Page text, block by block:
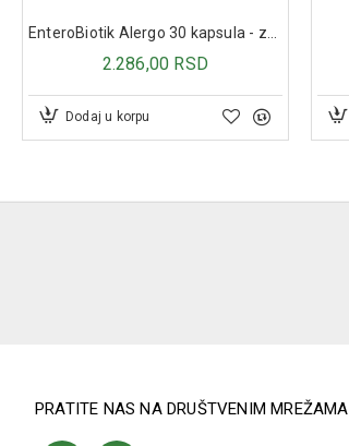
2.286,00 RSD
Dodaj u korpu
PRATITE NAS NA DRUŠTVENIM MREŽAMA